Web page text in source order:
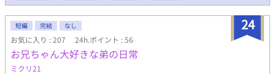
24
短編 完結 なし
お気に入り : 207 24h.ポイント : 56
お兄ちゃん大好きな弟の日常
ミクリ21